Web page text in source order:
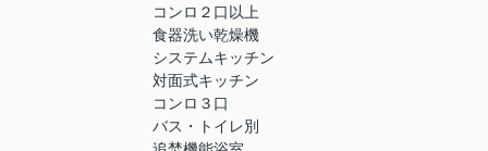
コンロ２口以上
食器洗い乾燥機
システムキッチン
対面式キッチン
コンロ３口
バス・トイレ別